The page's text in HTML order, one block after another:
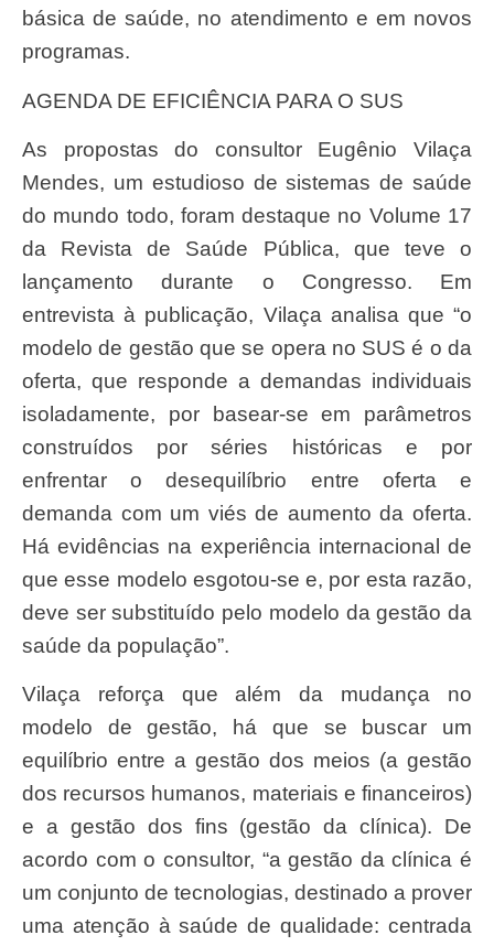
básica de saúde, no atendimento e em novos
programas.
AGENDA DE EFICIÊNCIA PARA O SUS
As propostas do consultor Eugênio Vilaça
Mendes, um estudioso de sistemas de saúde
do mundo todo, foram destaque no Volume 17
da Revista de Saúde Pública, que teve o
lançamento durante o Congresso. Em
entrevista à publicação, Vilaça analisa que “o
modelo de gestão que se opera no SUS é o da
oferta, que responde a demandas individuais
isoladamente, por basear-se em parâmetros
construídos por séries históricas e por
enfrentar o desequilíbrio entre oferta e
demanda com um viés de aumento da oferta.
Há evidências na experiência internacional de
que esse modelo esgotou-se e, por esta razão,
deve ser substituído pelo modelo da gestão da
saúde da população”.
Vilaça reforça que além da mudança no
modelo de gestão, há que se buscar um
equilíbrio entre a gestão dos meios (a gestão
dos recursos humanos, materiais e financeiros)
e a gestão dos fins (gestão da clínica). De
acordo com o consultor, “a gestão da clínica é
um conjunto de tecnologias, destinado a prover
uma atenção à saúde de qualidade: centrada